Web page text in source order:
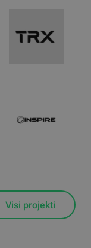
Visi projekti